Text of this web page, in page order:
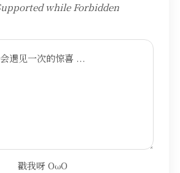
whileForbidden
遇见一次的惊喜 ...
戳我呀 OωO